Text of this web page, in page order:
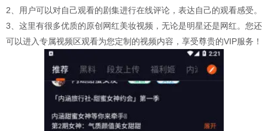
2、用户可以对自己观看的剧集进行在线评论，表达自己的观看感受。
3、这里有很多优质的原创网红美妆视频，无论是明星还是网红。您还
可以进入专属视频区观看为您定制的视频内容，享受尊贵的VIP服务！